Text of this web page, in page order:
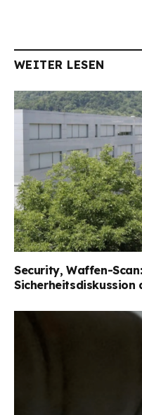
WEITER LESEN
Security, Waffen-
Sicherheitsdiskussion